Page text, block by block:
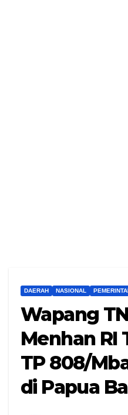
DAERAH NASIONAL
Wapang
Menhan RI
TP 808/
di Papua